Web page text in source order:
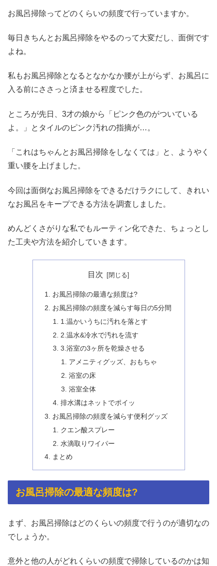
お風呂掃除ってどのくらいの頻度で行っていますか。
毎日きちんとお風呂掃除をやるのって大変だし、面倒です
よね。
私もお風呂掃除となるとなかなか腰が上がらず、お風呂に
入る前にささっと済ませる程度でした。
ところが先日、3才の娘から「ピンク色のがついている
よ。」とタイルのピンク汚れの指摘が…。
「これはちゃんとお風呂掃除をしなくては」と、ようやく
重い腰を上げました。
今回は面倒なお風呂掃除をできるだけラクにして、きれい
なお風呂をキープできる方法を調査しました。
めんどくさがりな私でもルーティン化できた、ちょっとし
た工夫や方法を紹介していきます。
目次
お風呂掃除の最適な頻度は?
お風呂掃除の頻度を減らす毎日の5分間
1.温かいうちに汚れを落とす
2.温水&冷水で汚れを流す
3.浴室の3ヶ所を乾燥させる
アメニティグッズ、おもちゃ
浴室の床
浴室全体
排水溝はネットでポイッ
お風呂掃除の頻度を減らす便利グッズ
クエン酸スプレー
水滴取りワイパー
まとめ
お風呂掃除の最適な頻度は?
まず、お風呂掃除はどのくらいの頻度で行うのが適切なの
でしょうか。
意外と他の人がどれくらいの頻度で掃除しているのかは知